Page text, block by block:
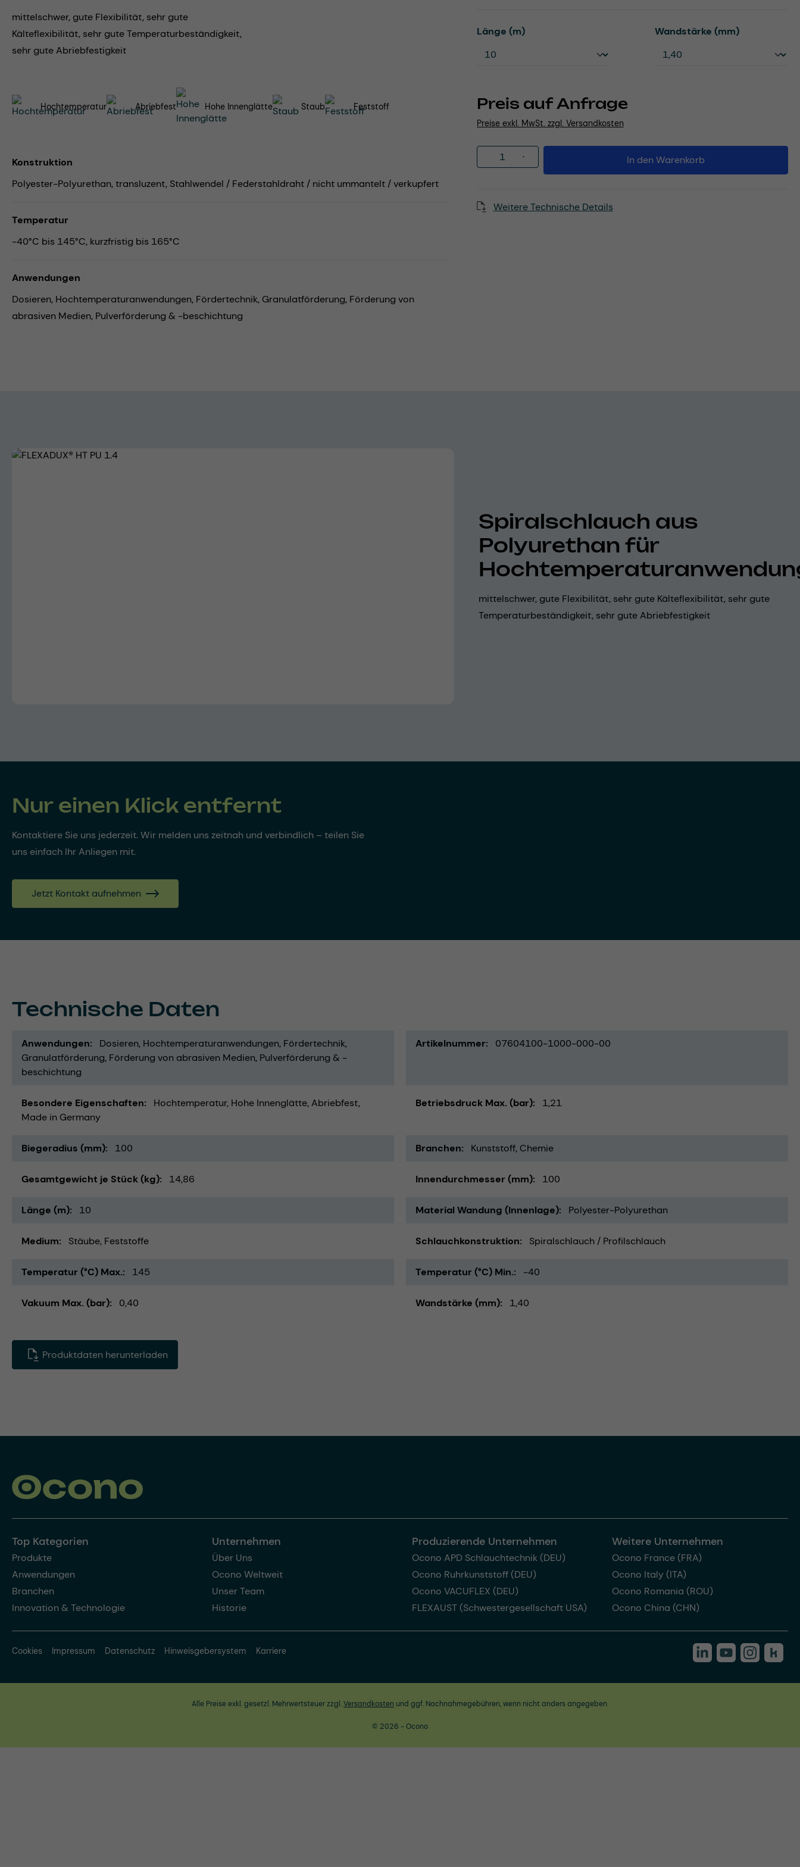
mittelschwer, gute Flexibilität, sehr gute
Kälteflexibilität, sehr gute Temperaturbeständigkeit,
sehr gute Abriebfestigkeit
Preis auf Anfrage
Preise exkl. MwSt. zzgl. Versandkosten
Länge (m)auswählen Wandstärke (mm)auswählen
Produkt Anzahl: Gib den gewünschten Wert
In den Warenkorb
Weitere Technische Details
Hochtemperatur Abriebfest Hohe Innenglätte Staub Feststoff
Konstruktion
Polyester-Polyurethan, transluzent, Stahlwendel / Federstahldraht / nicht ummantelt / verkupfert
Temperatur
-40°C bis 145°C, kurzfristig bis 165°C
Anwendungen
Dosieren, Hochtemperaturanwendungen, Fördertechnik, Granulatförderung, Förderung von
abrasiven Medien, Pulverförderung & -beschichtung
Bildergalerie überspringen
Spiralschlauch aus
Polyurethan für
mittelschwer, gute Flexibilität, sehr gute Kälteflexibilität, sehr gute
Temperaturbeständigkeit, sehr gute Abriebfestigkeit
Nur einen Klick entfernt
Kontaktiere Sie uns jederzeit. Wir melden uns zeitnah und verbindlich – teilen Sie
uns einfach Ihr Anliegen mit.
Jetzt Kontakt aufnehmen
Technische Daten
Anwendungen Dosieren Hochtemperaturanwendungen Fördertechnik
Granulatförderung Förderung von abrasiven Medien Pulverförderung & -
beschichtung
Artikelnummer 07604100-1000-000-00
Besondere Eigenschaften Hochtemperatur Hohe Innenglätte Abriebfest
Made in Germany
Betriebsdruck Max. (bar) 1,21
Biegeradius (mm) 100 Branchen Kunststoff Chemie
Gesamtgewicht je Stück (kg) 14,86 Innendurchmesser (mm) 100
Länge (m) 10 Material Wandung (Innenlage) Polyester-Polyurethan
Medium Stäube Feststoffe Schlauchkonstruktion Spiralschlauch / Profilschlauch
Temperatur (°C) Max. 145 Temperatur (°C) Min. -40
Vakuum Max. (bar) 0,40 Wandstärke (mm) 1,40
Produktdaten herunterladen
Top Kategorien
Produkte
Anwendungen
Branchen
Innovation & Technologie
Unternehmen
Über Uns
Ocono Weltweit
Unser Team
Historie
Produzierende Unternehmen
Ocono APD Schlauchtechnik (DEU)
Ocono Ruhrkunststoff (DEU)
Ocono VACUFLEX (DEU)
FLEXAUST (Schwestergesellschaft USA)
Weitere Unternehmen
Ocono France (FRA)
Ocono Italy (ITA)
Ocono Romania (ROU)
Ocono China (CHN)
Cookies Impressum Datenschutz Hinweisgebersystem Karriere
Alle Preise exkl. gesetzl. Mehrwertsteuer zzgl.Versandkosten und ggf. Nachnahmegebühren, wenn nicht anders angegeben.
© 2026 - Ocono